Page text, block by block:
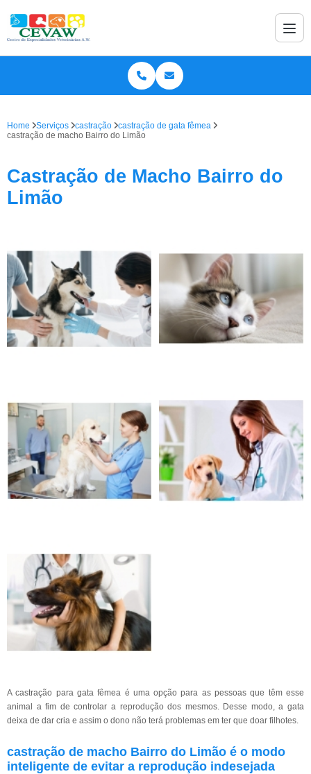
Home Serviços castração
castração de gata fêmea
castração de macho Bairro do Limão
Castração de Macho Bairro do
Limão
A castração para gata fêmea é uma opção para as pessoas que têm esse
animal a fim de controlar a reprodução dos mesmos. Desse modo, a gata
deixa de dar cria e assim o dono não terá problemas em ter que doar filhotes.
castração de macho Bairro do Limão é o modo
inteligente de evitar a reprodução indesejada